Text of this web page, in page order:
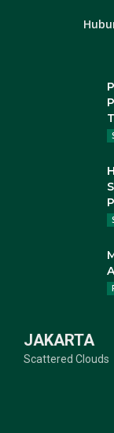
JAKARTA
Scattered Clouds